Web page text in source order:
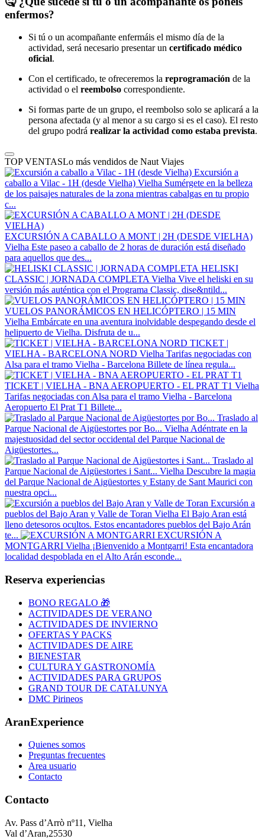
enfermos?
Si tú o un acompañante enfermáis el mismo día de la
actividad, será necesario presentar un certificado médico
oficial.
Con el certificado, te ofreceremos la reprogramación de la
actividad o el reembolso correspondiente.
Si formas parte de un grupo, el reembolso solo se aplicará a la
persona afectada (y al menor a su cargo si es el caso). El resto
del grupo podrá realizar la actividad como estaba prevista.
TOP VENTASLo más vendidos de Naut Viajes
Excursión a
caballo a Vilac - 1H (desde Vielha) Vielha Sumérgete en la belleza
de los paisajes naturales de la zona mientras cabalgas en tu propio
c...
EXCURSIÓN A CABALLO A MONT | 2H (DESDE VIELHA)
Vielha Este paseo a caballo de 2 horas de duración está diseñado
para aquellos que des...
HELISKI
CLASSIC | JORNADA COMPLETA Vielha Vive el heliski en su
versión más auténtica con el Programa Classic, dise&ntild...
VUELOS PANORÁMICOS EN HELICÓPTERO | 15 MIN
Vielha Embárcate en una aventura inolvidable despegando desde el
helipuerto de Vielha. Disfruta de u...
TICKET |
VIELHA - BARCELONA NORD Vielha Tarifas negociadas con
Alsa para el tramo Vielha - Barcelona Billete de línea regula...
TICKET | VIELHA - BNA AEROPUERTO - EL PRAT T1 Vielha
Tarifas negociadas con Alsa para el tramo Vielha - Barcelona
Aeropuerto El Prat T1 Billete...
Traslado al
Parque Nacional de Aigüestortes por Bo... VielhaAdéntrate en la
majestuosidad del sector occidental del Parque Nacional de
Aigüestortes...
Traslado al
Parque Nacional de Aigüestortes i Sant... Vielha Descubre la magia
del Parque Nacional de Aigüestortes y Estany de Sant Maurici con
nuestra opci...
Excursión a
pueblos del Bajo Aran y Valle de Toran Vielha El Bajo Aran está
lleno detesoros ocultos. Estos encantadores pueblos del Bajo Arán
te...
EXCURSIÓN A
MONTGARRI Vielha ¡Bienvenido a Montgarri! Esta encantadora
localidad despoblada en el Alto Arán esconde...
Reserva experiencias
BONO REGALO 🎁
ACTIVIDADES DE VERANO
ACTIVIDADES DE INVIERNO
OFERTAS Y PACKS
ACTIVIDADES DE AIRE
BIENESTAR
CULTURA Y GASTRONOMÍA
ACTIVIDADES PARA GRUPOS
GRAND TOUR DE CATALUNYA
DMC Pirineos
AranExperience
Quienes somos
Preguntas frecuentes
Area usuario
Contacto
Contacto
Av. Pass d’Arrò nº11, Vielha
Val d’Aran,25530